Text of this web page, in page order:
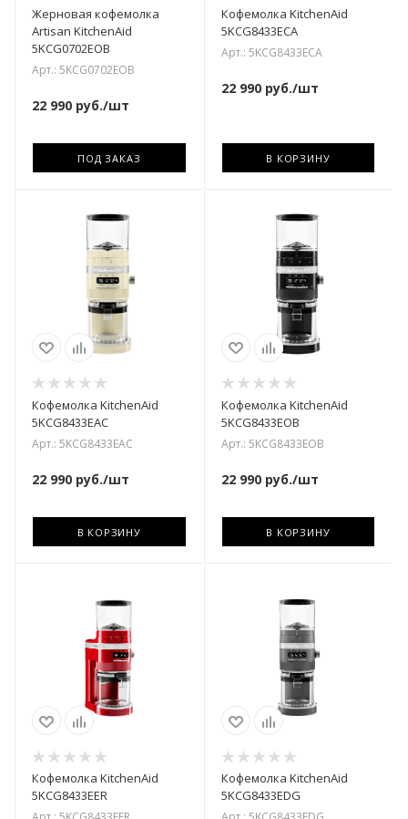
Жерновая кофемолка
Artisan KitchenAid
5KCG0702EOB
Арт.: 5KCG0702EOB
22 990 руб./шт
ПОД ЗАКАЗ
Кофемолка KitchenAid
5KCG8433ECA
Арт.: 5KCG8433ECA
22 990руб./шт
В КОРЗИНУ
Кофемолка KitchenAid
5KCG8433EAC
Арт.: 5KCG8433EAC
22 990 руб./шт
В КОРЗИНУ
Кофемолка KitchenAid
5KCG8433EOB
Арт.: 5KCG8433EOB
22 990руб./шт
В КОРЗИНУ
Кофемолка KitchenAid
5KCG8433EER
Кофемолка KitchenAid
5KCG8433EDG